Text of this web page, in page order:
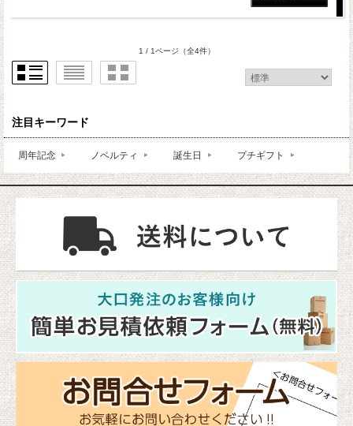
1 / 1ページ （全4件）
注目キーワード
周年記念 ノベルティ 誕生日 プチギフト